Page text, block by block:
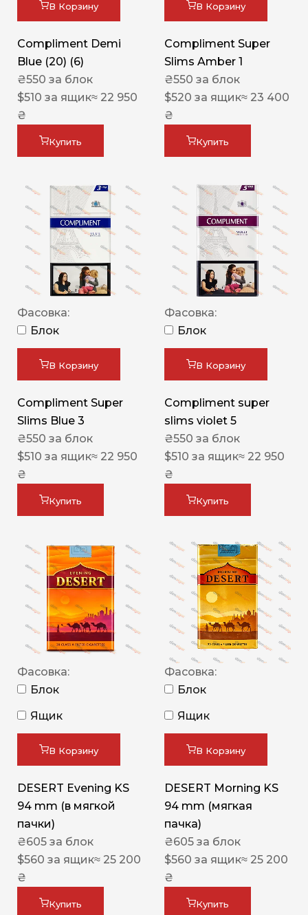
В Корзину
Compliment Demi
Blue (20) (6)
₴550 за блок
$510 за ящик≈ 22 950
₴
Купить
В Корзину
Compliment Super
Slims Amber 1
₴550 за блок
$520 за ящик≈ 23 400
₴
Купить
Фасовка:
Блок
В Корзину
Compliment Super
Slims Blue 3
₴550 за блок
$510 за ящик≈ 22 950
₴
Купить
Фасовка:
Блок
В Корзину
Compliment super
slims violet 5
₴550 за блок
$510 за ящик≈ 22 950
₴
Купить
Фасовка:
Блок
Ящик
В Корзину
DESERT Evening KS
94 mm (в мягкой
пачки)
₴605 за блок
$560 за ящик≈ 25 200
₴
Купить
Фасовка:
Блок
Ящик
В Корзину
DESERT Morning KS
94 mm (мягкая
пачка)
₴605 за блок
$560 за ящик≈ 25 200
₴
Купить